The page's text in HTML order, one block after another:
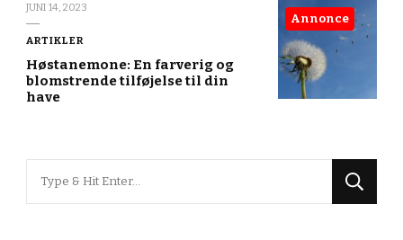
JUNI 14, 2023
ARTIKLER
Høstanemone: En farverig og
blomstrende tilføjelse til din
have
Annonce